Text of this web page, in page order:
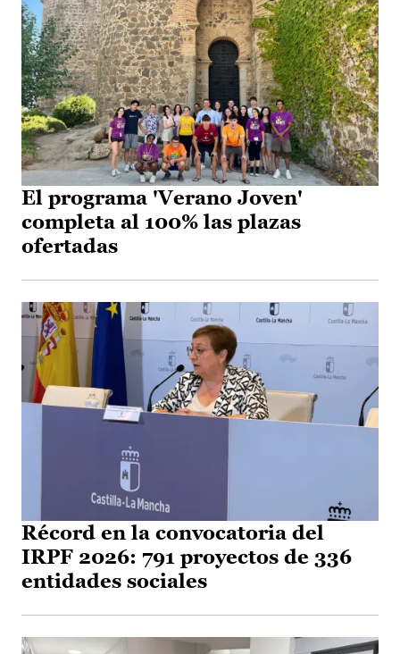
El programa 'Verano Joven'
completa al 100% las plazas
ofertadas
Récord en la convocatoria del
IRPF 2026: 791 proyectos de 336
entidades sociales